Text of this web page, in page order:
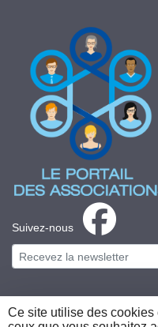
Suivez-nous
Ce site utilise des